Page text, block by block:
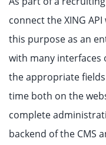
connect the XING
this purpose as an
with many
the appropriate
time both on the
complete
backend of the CMS